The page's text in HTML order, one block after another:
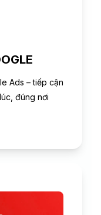
Ads – tiếp cận
đúng nơi